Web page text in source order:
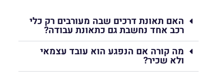
האם תאונת דרכים שבה מעורבים רק כלי
רכב אחד נחשבת גם כתאונת עבודה?
מה קורה אם הנפגע הוא עובד עצמאי
ולא שכיר?